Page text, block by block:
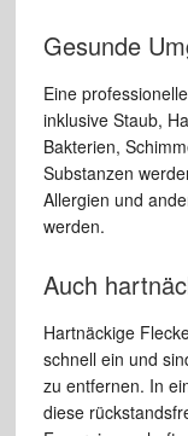
Gesunde
Eine
inklusive Staub,
Bakterien,
Substanzen
Allergien und
werden.
Auch
Hartnäckige
schnell ein und
zu entfernen. In
diese